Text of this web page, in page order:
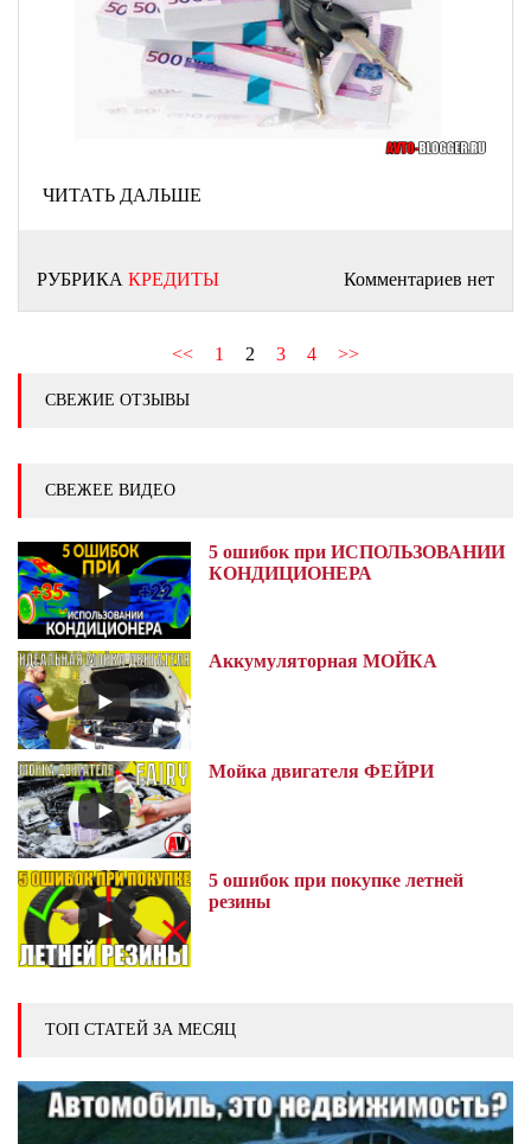
ЧИТАТЬ ДАЛЬШЕ
РУБРИКА КРЕДИТЫ Комментариев нет
<< 1 2 3 4 >>
СВЕЖИЕ ОТЗЫВЫ
СВЕЖЕЕ ВИДЕО
5 ошибок при ИСПОЛЬЗОВАНИИ
КОНДИЦИОНЕРА
Аккумуляторная МОЙКА
Мойка двигателя ФЕЙРИ
5 ошибок при покупке летней
резины
ТОП СТАТЕЙ ЗА МЕСЯЦ